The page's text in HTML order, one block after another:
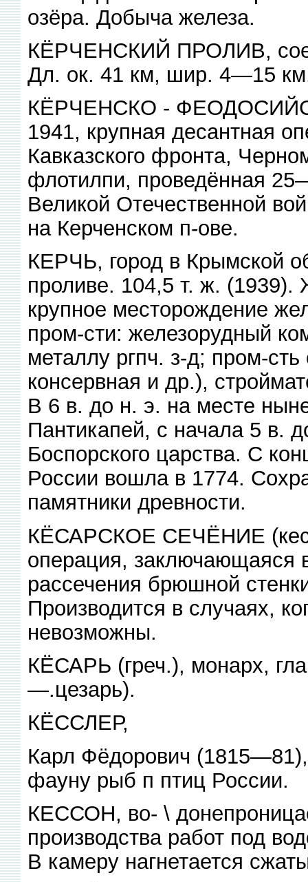
озёра. Добыча железа.
КЁРЧЕНСКИЙ ПРОЛИВ,
Дл. ок. 41 км, шир. 4—15
КЁРЧЕНСКО -
1941, крупная десантная
Кавказского фронта,
флотилпи, проведённая
Великой Отечественной
на Керченском п-ове.
КЕРЧЬ, город в Крымской
проливе. 104,5 т. ж.
крупное месторождение
пром-сти: железорудный
металлу ргпч. з-д; пром-
консервная и др.),
В 6 в. до н. э. на месте
Пантикапей, с начала 5 в.
Боспорского царства. С
России вошла в 1774.
памятники древности.
КЁСАРСКОЕ СЕЧЁНИЕ
операция, заключающаяся
рассечения брюшной
Производится в случаях,
невозможны.
КЁСАРЬ (греч.), монарх,
—.цезарь).
КЁССЛЕР,
Карл Фёдорович (1815—81),
фауну рыб п птиц России.
КЕССОН, во- \
производства работ под
В камеру нагнетается